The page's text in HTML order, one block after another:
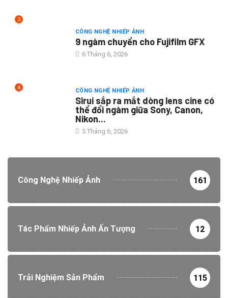
3
CÔNG NGHỆ NHIẾP ẢNH
9 ngàm chuyển cho Fujifilm GFX
6 Tháng 6, 2026
4 CÔNG NGHỆ NHIẾP ẢNH
Sirui sắp ra mắt dòng lens cine có
thể đổi ngàm giữa Sony, Canon,
Nikon...
5 Tháng 6, 2026
Công Nghệ Nhiếp Ảnh 161
Tác Phẩm Nhiếp Ảnh Ấn Tượng 12
Trải Nghiệm Sản Phẩm 115